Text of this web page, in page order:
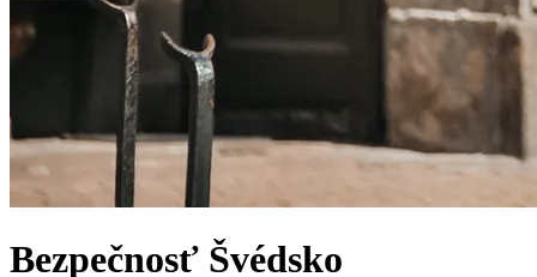
Bezpečnosť Švédsko